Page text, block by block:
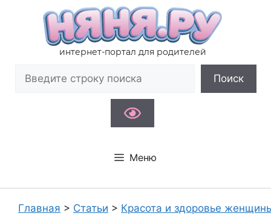
содержимому
интернет-портал для родителей
Поиск
Меню
Главная > Статьи > Красота и здоровье